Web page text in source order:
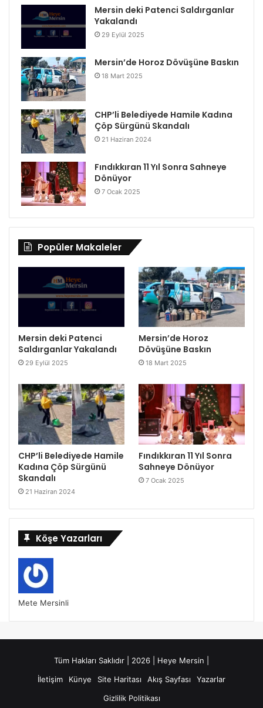
Mersin deki Patenci Saldırganlar
Yakalandı
29 Eylül 2025
Mersin’de Horoz Dövüşüne Baskın
18 Mart 2025
CHP’li Belediyede Hamile Kadına
Çöp Sürgünü Skandalı
21 Haziran 2024
Fındıkkıran 11 Yıl Sonra Sahneye
Dönüyor
7 Ocak 2025
Popüler Makaleler
Mersin deki Patenci
Saldırganlar Yakalandı
29 Eylül 2025
Mersin’de Horoz
Dövüşüne Baskın
18 Mart 2025
CHP’li Belediyede Hamile
Kadına Çöp Sürgünü
Skandalı
21 Haziran 2024
Fındıkkıran 11 Yıl Sonra
Sahneye Dönüyor
7 Ocak 2025
Köşe Yazarları
Mete Mersinli
Tüm Hakları Saklıdır | 2026 | Heye Mersin |
İletişim
Künye Site Haritası Akış Sayfası
Yazarlar
Gizlilik Politikası